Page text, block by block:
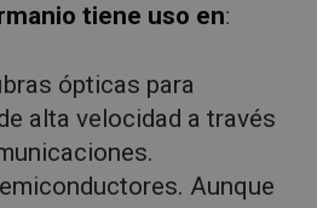
tiene uso en:
ópticas para
alta velocidad a través
Aunque